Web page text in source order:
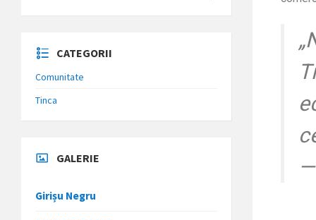
—
CATEGORII
Comunitate
Tinca
GALERIE
Girișu Negru